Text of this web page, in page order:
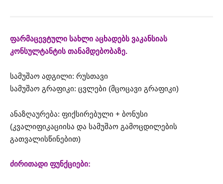
ფარმაცევტული სახლი აცხადებს ვაკანსიას
კონსულტანტის თანამდებობაზე.
სამუშაო ადგილი: რუსთავი
სამუშაო გრაფიკი: ცვლები (მცოცავი გრაფიკი)
ანაზღაურება: ფიქსირებული + ბონუსი
(კვალიფიკაციისა და სამუშაო გამოცდილების
გათვალისწინებით)
ძირითადი ფუნქციები: